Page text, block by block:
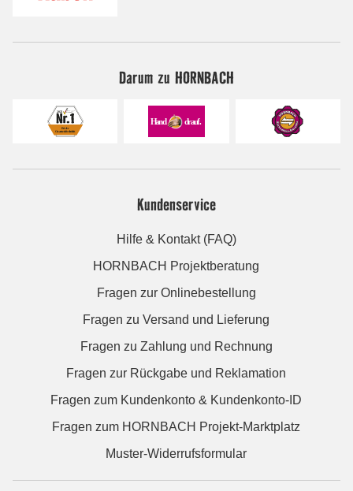
Darum zu HORNBACH
Kundenservice
Hilfe & Kontakt (FAQ)
HORNBACH Projektberatung
Fragen zur Onlinebestellung
Fragen zu Versand und Lieferung
Fragen zu Zahlung und Rechnung
Fragen zur Rückgabe und Reklamation
Fragen zum Kundenkonto & Kundenkonto-ID
Fragen zum HORNBACH Projekt-Marktplatz
Muster-Widerrufsformular